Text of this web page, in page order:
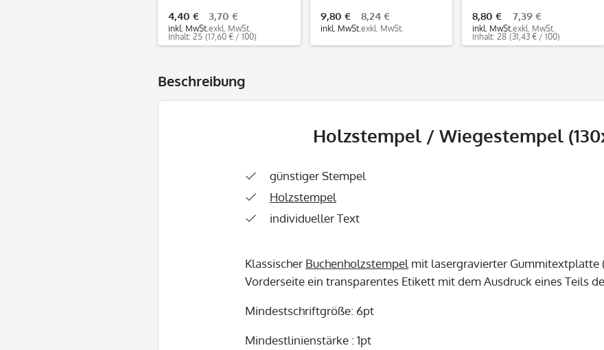
4,40 €
inkl. MwSt.
3,70 €
exkl. MwSt.
Inhalt: 25 (17,60 € / 100)
Handstempel
9,80 €
inkl. MwSt.
8,24 €
exkl. MwSt.
8,80 €
inkl. MwSt.
7,39 €
exkl. MwSt.
Inhalt: 28 (31,43 € / 100)
Beschreibung
Holzstempel / Wiegestempel
günstiger Stempel
Holzstempel
individueller Text
Klassischer Buchenholzstempel mit lasergravierter Gummitextplatte
Vorderseite ein transparentes Etikett mit dem Ausdruck eines Teils
Mindestschriftgröße: 6pt
Mindestlinienstärke : 1pt